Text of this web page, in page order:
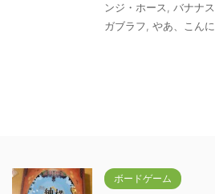
ンジ・ホース
バナナ
ガブラフ やあ、こんに
ボードゲーム